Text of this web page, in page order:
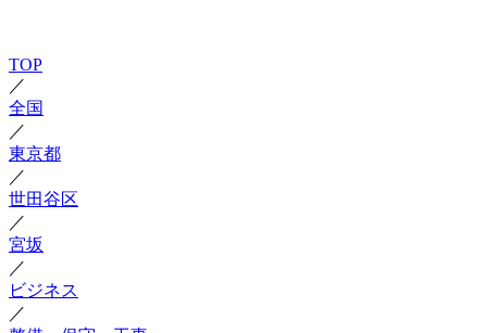
TOP
／
全国
／
東京都
／
世田谷区
／
宮坂
／
ビジネス
／